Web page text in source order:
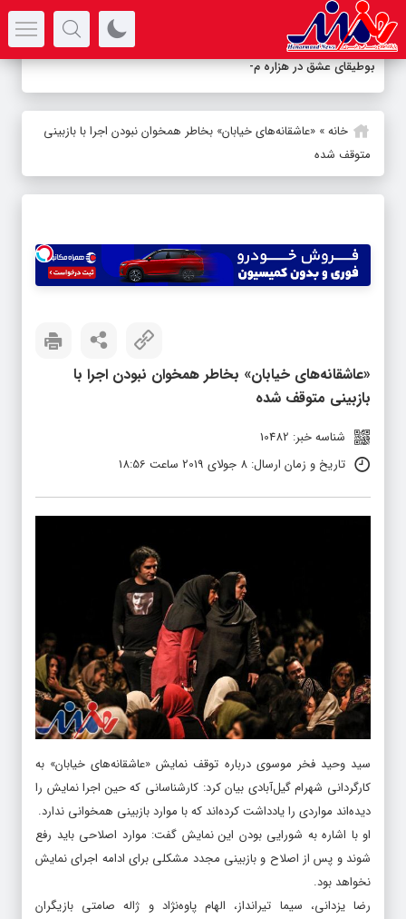
بوطیقای عشق در هزاره معاصر
خانه» «عاشقانه‌های خیابان» بخاطر همخوان نبودن اجرا با بازبینی
متوقف شده
«عاشقانه‌های خیابان» بخاطر همخوان نبودن اجرا با
بازبینی متوقف شده
شناسه خبر: 10482
تاریخ و زمان ارسال: 8 جولای 2019 ساعت 18:56
سید وحید فخر موسوی درباره توقف نمایش «عاشقانه‌های خیابان» به
کارگردانی شهرام گیل‌آبادی بیان کرد: کارشناسانی که حین اجرا نمایش را
دیده‌اند مواردی را یادداشت کرده‌اند که با موارد بازبینی همخوانی ندارد.
او با اشاره به شورایی بودن این نمایش گفت: موارد اصلاحی باید رفع
شوند و پس از اصلاح و بازبینی مجدد مشکلی برای ادامه اجرای نمایش
نخواهد بود.
رضا یزدانی، سیما تیرانداز، الهام پاوه‌نژاد و ژاله صامتی بازیگران